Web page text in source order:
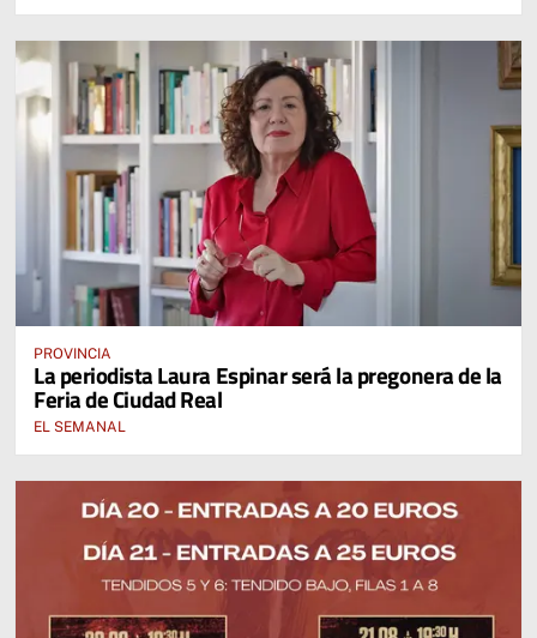
PROVINCIA
La periodista Laura Espinar será la pregonera de la
Feria de Ciudad Real
EL SEMANAL